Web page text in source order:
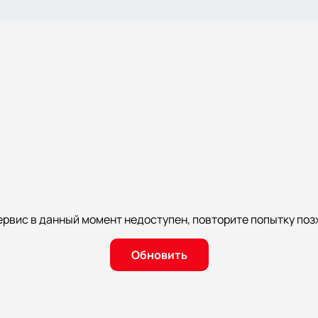
в данный момент недоступен, повторите попытку
Обновить